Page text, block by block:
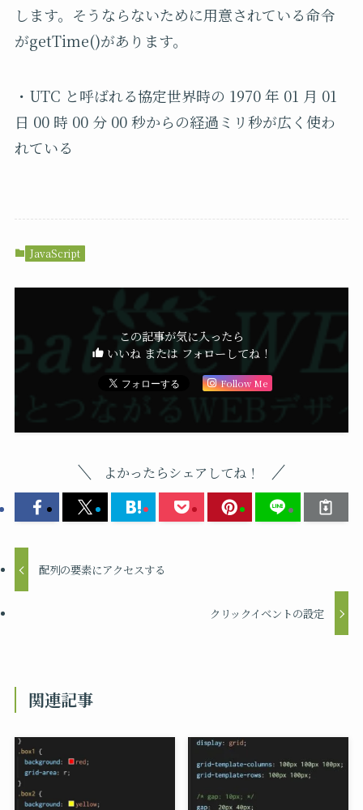
します。そうならないために用意されている命令
がgetTime()があります。
・ UTC と呼ばれる協定世界時の 1970年 01 月 01
日 00 時 00 分00秒からの経過ミリ秒が広く使わ
れている
JavaScript
この記事が気に入ったら
いいね または フォローしてね！
Follow Me
よかったらシェアしてね！
配列の要素にアクセスする
クリックイベントの設定
関連記事